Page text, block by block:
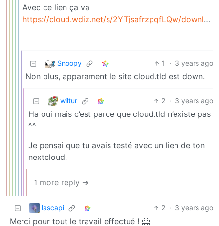
Avec ce lien ça va
https://cloud.wdiz.net/s/2YTjsafrzpqfLQw/download
Snoopy 1 · 3 years ago
Non plus, apparament le site cloud.tld est down.
wiltur 2 · 3 years ago
Ha oui mais c’est parce que cloud.tld n’existe pas
^^
Je pensai que tu avais testé avec un lien de ton
nextcloud.
1 more reply ➔
lascapi 2 · 3 years ago
Merci pour tout le travail effectué ! 🤗